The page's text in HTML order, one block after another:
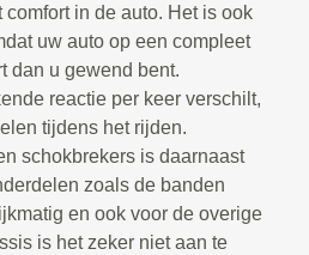
in de auto. Het is ook
uw auto op een compleet
dan u gewend bent.
reactie per keer verschilt,
tijdens het rijden.
schokbrekers is daarnaast
zoals de banden
en ook voor de overige
is het zeker niet aan te